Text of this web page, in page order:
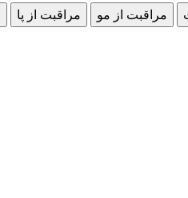
مراقبت از مو مراقبت از پا